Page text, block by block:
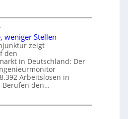
weniger Stellen
zeigt
den
in Deutschland: Der
Arbeitslosen in
Berufen den…